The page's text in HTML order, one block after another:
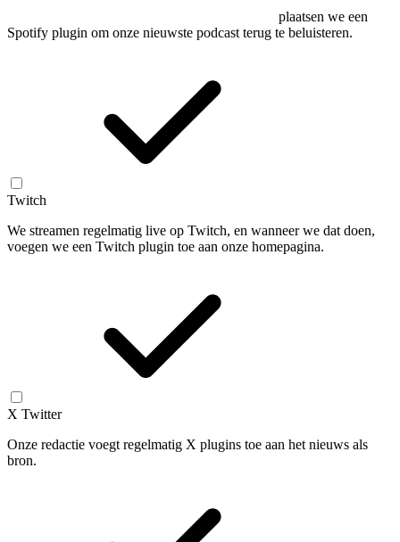
plaatsen we een
Spotify plugin om onze nieuwste podcast terug te beluisteren.
Twitch
We streamen regelmatig live op Twitch, en wanneer we dat doen,
voegen we een Twitch plugin toe aan onze homepagina.
X Twitter
Onze redactie voegt regelmatig X plugins toe aan het nieuws als
bron.